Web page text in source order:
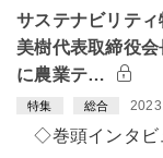
サステナビリテ
美樹代表取締役
に農業テ…
特集 総合
◇巻頭インタ